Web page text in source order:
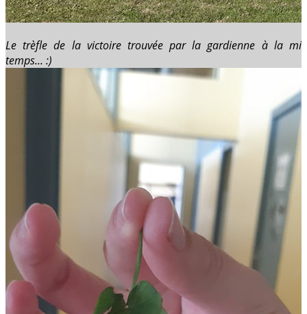
Le trèfle de la victoire trouvée par la gardienne à la mi
temps... :)